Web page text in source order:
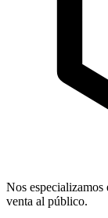
Nos especializamos
venta al público.